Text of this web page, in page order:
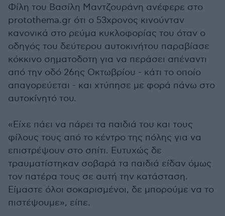
Φίλη του Βασίλη Μαντζουράνη ανέφερε στο
protothema.gr ότι ο 53χρονος κινούνταν
κανονικά στο ρεύμα κυκλοφορίας του όταν ο
οδηγός του δεύτερου αυτοκινήτου παραβίασε
κόκκινο σηματοδοτη για να περάσει απέναντι
από την οδό 26ης Οκτωβρίου - κάτι το οποίο
απαγορεύεται - και χτύπησε με φορά πάνω στο
αυτοκίνητό του.
«Είχε πάει να πάρει τα παιδιά του και τους
φίλους τους από το κέντρο της πόλης για να
επιστρέψουν στο σπίτι. Ευτυχώς δε
τραυματίστηκαν σοβαρά τα παιδιά είδαν όμως
τον πατέρα τους σε αυτή την κατάσταση.
Είμαστε όλοι σοκαρισμένοι, δε μπορούμε να το
πιστέψουμε», είπε.